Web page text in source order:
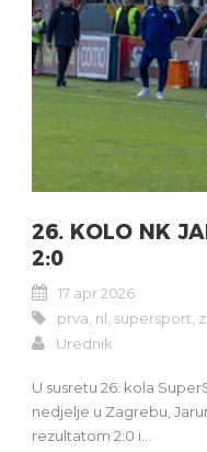
26. KOLO NK
2:0
17 apr 2026
prva nl supersport
Urednik
U susretu 26. kola
nedjelje u Zagrebu,
rezultatom 2:0 i...